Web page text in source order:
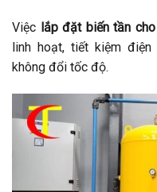
Việc lắp đặt biến tần
linh hoạt, tiết kiệm
không đổi tốc độ.